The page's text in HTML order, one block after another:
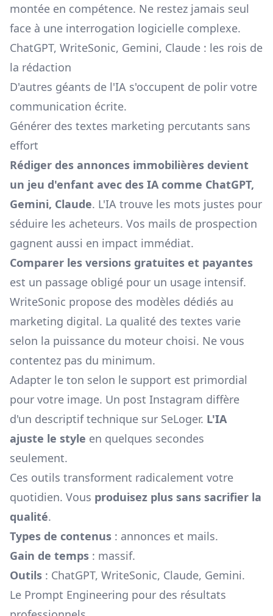
montée en compétence. Ne restez jamais seul
face à une interrogation logicielle complexe.
ChatGPT, WriteSonic, Gemini, Claude : les rois de
la rédaction
D'autres géants de l'IA s'occupent de polir votre
communication écrite.
Générer des textes marketing percutants sans
effort
Rédiger des annonces immobilières devient
un jeu d'enfant avec des IA comme ChatGPT,
Gemini, Claude. L'IA trouve les mots justes pour
séduire les acheteurs. Vos mails de prospection
gagnent aussi en impact immédiat.
Comparer les versions gratuites et payantes
est un passage obligé pour un usage intensif.
WriteSonic propose des modèles dédiés au
marketing digital. La qualité des textes varie
selon la puissance du moteur choisi. Ne vous
contentez pas du minimum.
Adapter le ton selon le support est primordial
pour votre image. Un post Instagram diffère
d'un descriptif technique sur SeLoger. L'IA
ajuste le style en quelques secondes
seulement.
Ces outils transforment radicalement votre
quotidien. Vous produisez plus sans sacrifier la
qualité.
Types de contenus : annonces et mails.
Gain de temps : massif.
Outils : ChatGPT, WriteSonic, Claude, Gemini.
Le Prompt Engineering pour des résultats